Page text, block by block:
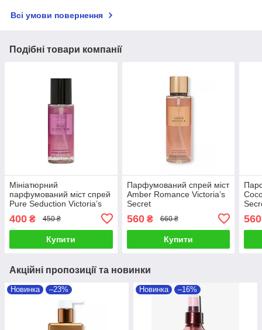
Всі умови повернення
Подібні товари компанії
Мініатюрний
парфумований міст спрей
Pure Seduction Victoria’s
400 ₴ 450 ₴
Купити
Парфумований спрей міст
Amber Romance Victoria’s
Secret
560₴ 660 ₴
Купити
560
Акційні пропозиції та новинки
Новинка –23% Новинка –16%